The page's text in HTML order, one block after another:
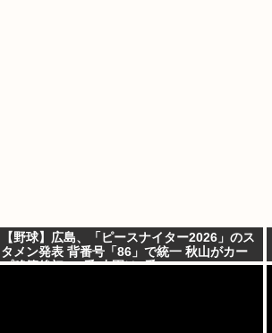
【野球】広島、「ピースナイター2026」のス
タメン発表 背番号「86」で統一 秋山がカー
プ移籍後初の4番 小園は6番